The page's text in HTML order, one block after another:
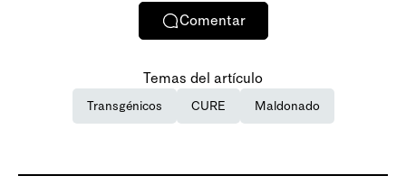
Comentar
Temas del artículo
Transgénicos CURE Maldonado